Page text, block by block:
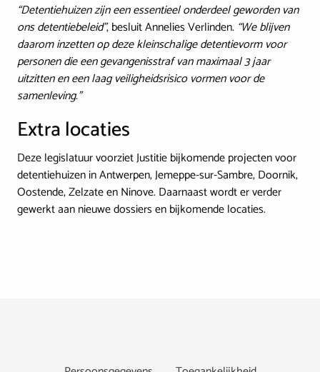
“Detentiehuizen zijn een essentieel onderdeel geworden van
ons detentiebeleid”, besluit Annelies Verlinden. “We blijven
daarom inzetten op deze kleinschalige detentievorm voor
personen die een gevangenisstraf van maximaal 3 jaar
uitzitten en een laag veiligheidsrisico vormen voor de
samenleving.”
Extra locaties
Deze legislatuur voorziet Justitie bijkomende projecten voor
detentiehuizen in Antwerpen, Jemeppe-sur-Sambre, Doornik,
Oostende, Zelzate en Ninove. Daarnaast wordt er verder
gewerkt aan nieuwe dossiers en bijkomende locaties.